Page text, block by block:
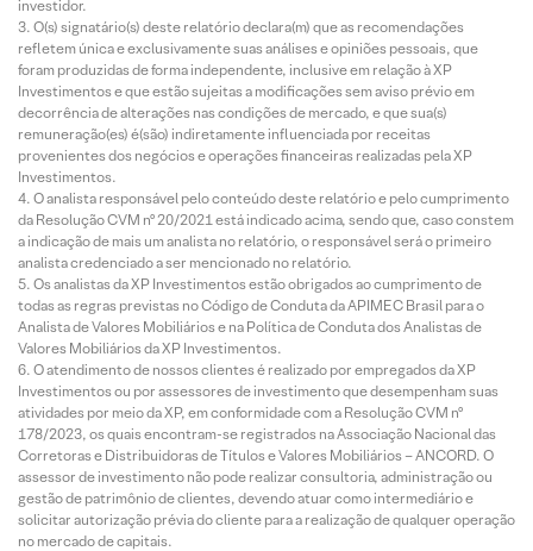
investidor.
O(s) signatário(s) deste relatório declara(m) que as recomendações
refletem única e exclusivamente suas análises e opiniões pessoais, que
foram produzidas de forma independente, inclusive em relação à XP
Investimentos e que estão sujeitas a modificações sem aviso prévio em
decorrência de alterações nas condições de mercado, e que sua(s)
remuneração(es) é(são) indiretamente influenciada por receitas
provenientes dos negócios e operações financeiras realizadas pela XP
Investimentos.
O analista responsável pelo conteúdo deste relatório e pelo cumprimento
da Resolução CVM nº 20/2021 está indicado acima, sendo que, caso constem
a indicação de mais um analista no relatório, o responsável será o primeiro
analista credenciado a ser mencionado no relatório.
Os analistas da XP Investimentos estão obrigados ao cumprimento de
todas as regras previstas no Código de Conduta da APIMEC Brasil para o
Analista de Valores Mobiliários e na Política de Conduta dos Analistas de
Valores Mobiliários da XP Investimentos.
O atendimento de nossos clientes é realizado por empregados da XP
Investimentos ou por assessores de investimento que desempenham suas
atividades por meio da XP, em conformidade com a Resolução CVM nº
178/2023, os quais encontram-se registrados na Associação Nacional das
Corretoras e Distribuidoras de Títulos e Valores Mobiliários – ANCORD. O
assessor de investimento não pode realizar consultoria, administração ou
gestão de patrimônio de clientes, devendo atuar como intermediário e
solicitar autorização prévia do cliente para a realização de qualquer operação
no mercado de capitais.